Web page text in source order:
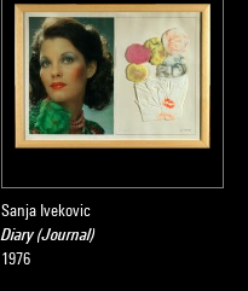
Sanja Ivekovic
Diary (Journal)
1976